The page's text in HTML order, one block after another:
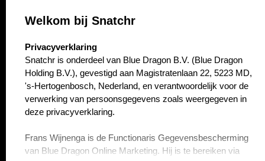
Opvolging
Over ons
Contact
Welkom bij Snatchr
select language
Privacyverklaring
Snatchr is onderdeel van Blue Dragon B.V. (Blue Dragon
Holding B.V.), gevestigd aan Magistratenlaan 22, 5223 MD,
's-Hertogenbosch, Nederland, en verantwoordelijk voor de
verwerking van persoonsgegevens zoals weergegeven in
deze privacyverklaring.
Frans Wijnenga is de Functionaris Gegevensbescherming
van Blue Dragon Online Marketing. Hij is te bereiken via